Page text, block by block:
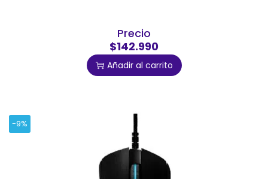
Precio
$142.990
Añadir al carrito
-9%